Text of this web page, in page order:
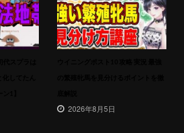
2026年8月5日